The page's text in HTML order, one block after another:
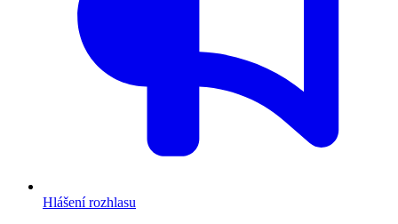
Hlášení rozhlasu